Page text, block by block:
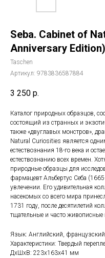
Seba. Cabinet of
Anniversary Edition)
Taschen
Артикул: 9783836587884
3 250 р.
Каталог природных образцов,
состоящий из странных и
также «двуглавых монстров»,
Natural Curiosities является
естествознания 18-го века и
естествознанию всех времен.
природные образцы для
фармацевт Альбертус Себа
увлечении. Его удивительная
насекомых со всего мира
1731 году, после десятилетий
тщательные и часто
Язык: Английский,
Характеристики: Твердый
ДxШxВ: 223x163x41 мм